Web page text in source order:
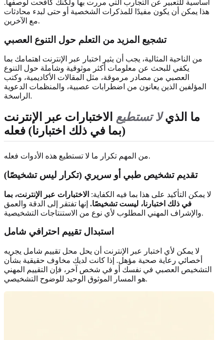
أساسية للتعبير عن التجارب التي مررت بها ولكنك كافحت لوصفها.
هذا يمكن أن يكون مفيدًا للمذكرات الشخصية أو حتى لبدء محادثات
مع الآخرين.
تشجيع المزيد من التعلم حول التنوع العصبي
من الناحية المثالية، يجب أن يثير اختبار عبر الإنترنت اهتمامك بما
يكفي للبحث عن معلومات أكثر موثوقية وشاملة حول التنوع
العصبي من مصادر مرموقة، مثل المقالات الأكاديمية، وكتب
المؤلفين الذين يعانون من اضطرابات عصبية، والمنظمات الدعوية
الراسخة.
ما الذيلا تستطيع الاختبارات عبر الإنترنت
(بما في ذلك اختبارنا) فعله
من المهم تكرار ما لا تستطيع هذه الأدوات فعله.
تقديم تشخيص طبي أو سريري (تكرار ليس تشخيصًا)
لا يمكن التأكيد على هذا بما فيه الكفاية: الاختبارات عبر الإنترنت، بما
في ذلك اختبارنا، ليست تشخيصًا. إنها تفتقر إلى الدقة والعمق
والإشراف المهني المطلوب لأي نوع من الاستنتاجات التشخيصية.
استبدال تقييم احترافي شامل
لا يمكن لأي اختبار عبر الإنترنت أن يحل محل تقييم شامل يجريه
أخصائي رعاية صحية مؤهل. إذا كانت لديك مخاوف حقيقية بشأن
التشخيص العصبي في نفسك أو في شخص آخر، فإن التقييم المهني
هو المسار الموثوق الوحيد للوضوح التشخيصي.